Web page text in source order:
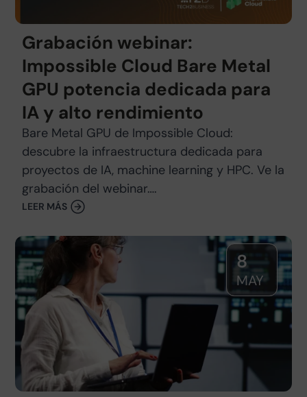
Grabación webinar:
Impossible Cloud Bare Metal
GPU potencia dedicada para
IA y alto rendimiento
Bare Metal GPU de Impossible Cloud:
descubre la infraestructura dedicada para
proyectos de IA, machine learning y HPC. Ve la
grabación del webinar….
LEER MÁS
8
MAY